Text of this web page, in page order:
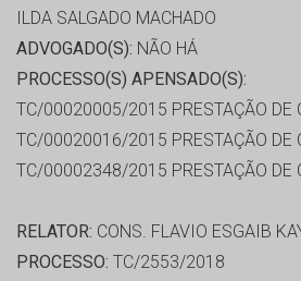
ILDA SALGADO MACHADO
ADVOGADO(S): NÃO HÁ
PROCESSO(S) APENSADO(S):
TC/00020005/2015 PRESTAÇÃO DE
TC/00020016/2015 PRESTAÇÃO DE
TC/00002348/2015 PRESTAÇÃO DE
RELATOR: CONS. FLAVIO ESGAIB
PROCESSO: TC/2553/2018